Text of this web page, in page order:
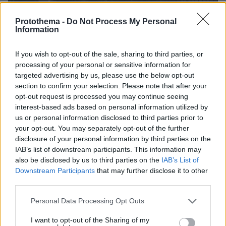
Protothema - Do Not Process My Personal
Information
If you wish to opt-out of the sale, sharing to third parties, or
processing of your personal or sensitive information for
targeted advertising by us, please use the below opt-out
section to confirm your selection. Please note that after your
opt-out request is processed you may continue seeing
interest-based ads based on personal information utilized by
us or personal information disclosed to third parties prior to
your opt-out. You may separately opt-out of the further
disclosure of your personal information by third parties on the
IAB’s list of downstream participants. This information may
also be disclosed by us to third parties on the IAB’s List of
Downstream Participants that may further disclose it to other
Please note that this website/app uses one or more Google
not limited to your visit or usage behaviour. You may click to
Personal Data Processing Opt Outs
I want to opt-out of the Sharing of my
seconds
20
seconds
Ανακοίνωση για τα επεισόδια στο ΑΠΘ μία
ημέρα πριν τις φοιτητικές εκλογές εξέδωσαν
τα ΕΑΑΚ.
Σύμφωνα με την ανακοίνωση, ομάδα ατόμων
με καλυμμένα χαρακτηριστικά, κράνη και
παρέμβαση στα τραπεζάκια των σχολών τους.